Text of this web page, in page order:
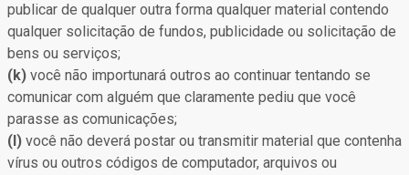
publicar de qualquer outra forma qualquer material contendo
qualquer solicitação de fundos, publicidade ou solicitação de
bens ou serviços;
(k) você não importunará outros ao continuar tentando se
comunicar com alguém que claramente pediu que você
parasse as comunicações;
(l) você não deverá postar ou transmitir material que contenha
vírus ou outros códigos de computador, arquivos ou